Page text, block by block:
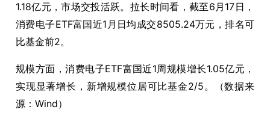
1.18亿元，市场交投活跃。拉长时间看，截至6月17日，
消费电子ETF富国近1月日均成交8505.24万元，排名可
比基金前2。
规模方面，消费电子ETF富国近1周规模增长1.05亿元，
实现显著增长，新增规模位居可比基金2/5。（数据来
源：Wind）